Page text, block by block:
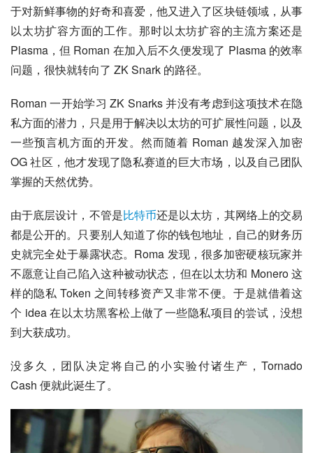
于对新鲜事物的好奇和喜爱，他又进入了区块链领域，从事
以太坊扩容方面的工作。那时以太坊扩容的主流方案还是
Plasma，但 Roman 在加入后不久便发现了 Plasma 的效率
问题，很快就转向了 ZK Snark 的路径。
Roman 一开始学习 ZK Snarks 并没有考虑到这项技术在隐
私方面的潜力，只是用于解决以太坊的可扩展性问题，以及
一些预言机方面的开发。然而随着 Roman 越发深入加密
OG 社区，他才发现了隐私赛道的巨大市场，以及自己团队
掌握的天然优势。
由于底层设计，不管是比特币还是以太坊，其网络上的交易
都是公开的。只要别人知道了你的钱包地址，自己的财务历
史就完全处于暴露状态。Roma 发现，很多加密硬核玩家并
不愿意让自己陷入这种被动状态，但在以太坊和 Monero 这
样的隐私 Token 之间转移资产又非常不便。于是就借着这
个 idea 在以太坊黑客松上做了一些隐私项目的尝试，没想
到大获成功。
没多久，团队决定将自己的小实验付诸生产，Tornado
Cash 便就此诞生了。